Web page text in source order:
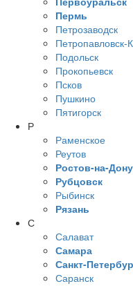
Пермь
Петрозаводск
Петропавловск-
Подольск
Прокопьевск
Псков
Пушкино
Пятигорск
Р
Раменское
Реутов
Ростов-на-Дону
Рубцовск
Рыбинск
Рязань
С
Салават
Самара
Санкт-
Саранск